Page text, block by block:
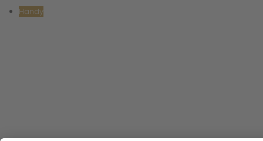
Handy